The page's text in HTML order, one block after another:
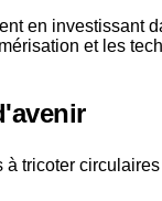
en investissant
et les
à tricoter